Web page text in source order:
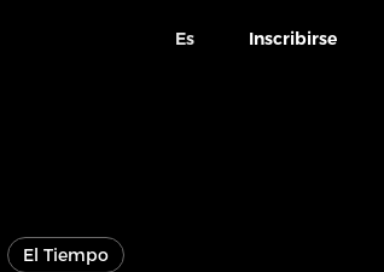
Es Inscribirse
El Tiempo